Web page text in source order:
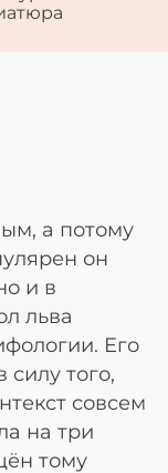
а потому
он
и в
льва
Его
силу того,
совсем
на три
тому